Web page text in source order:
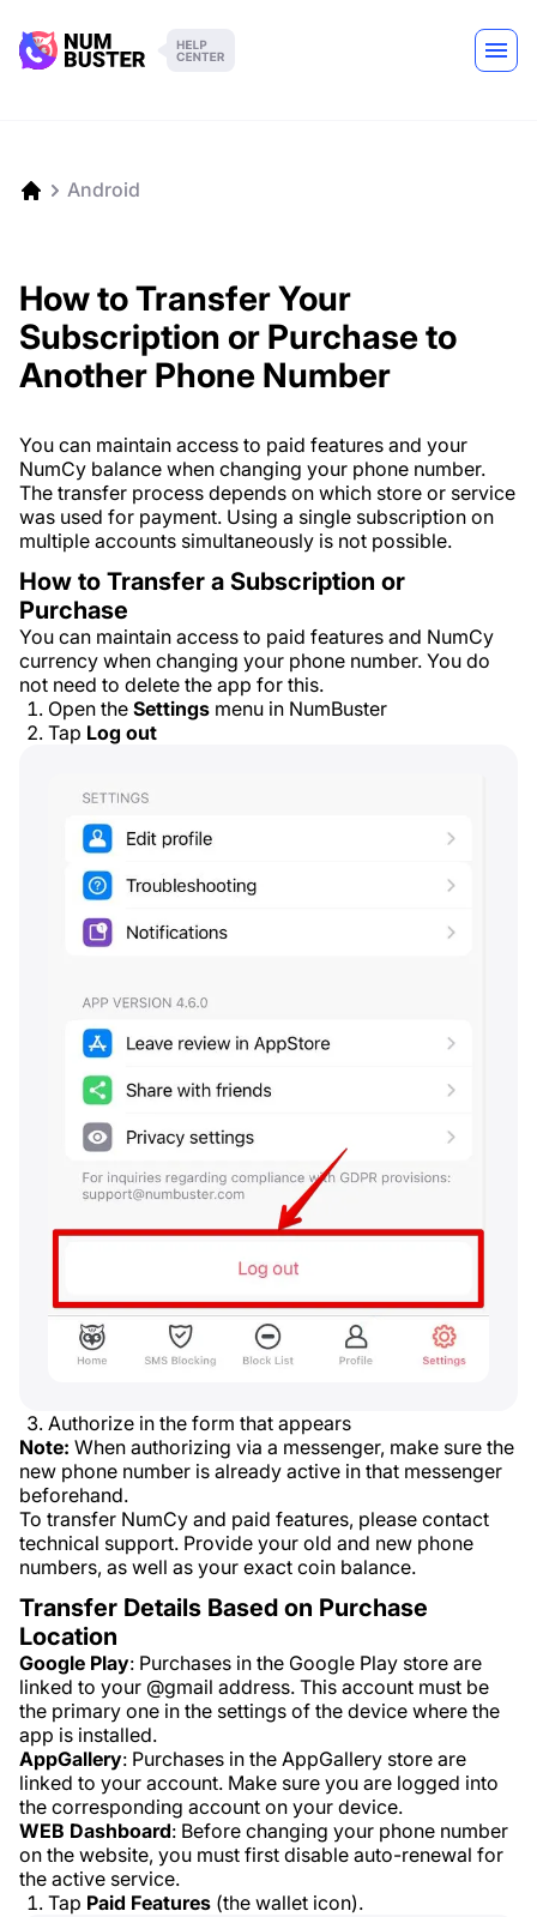
Android
How to Transfer Your
Subscription or Purchase to
Another Phone Number
You can maintain access to paid features and your
NumCy balance when changing your phone number.
The transfer process depends on which store or service
was used for payment. Using a single subscription on
multiple accounts simultaneously is not possible.
How to Transfer a Subscription or
Purchase
You can maintain access to paid features and NumCy
currency when changing your phone number. You do
not need to delete the app for this.
Open the Settings menu in NumBuster
Tap Log out
Authorize in the form that appears
Note: When authorizing via a messenger, make sure the
new phone number is already active in that messenger
beforehand.
To transfer NumCy and paid features, please contact
technical support. Provide your old and new phone
numbers, as well as your exact coin balance.
Transfer Details Based on Purchase
Location
Google Play: Purchases in the Google Play store are
linked to your @gmail address. This account must be
the primary one in the settings of the device where the
app is installed.
AppGallery: Purchases in the AppGallery store are
linked to your account. Make sure you are logged into
the corresponding account on your device.
WEB Dashboard: Before changing your phone number
on the website, you must first disable auto-renewal for
the active service.
Tap Paid Features (the wallet icon).